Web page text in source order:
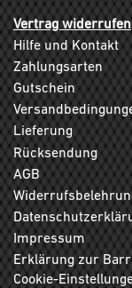
Vertrag widerrufen
Hilfe und Kontakt
Zahlungsarten
Gutschein
Lieferung
Rücksendung
AGB
Impressum
Erklärung zur
Cookie-